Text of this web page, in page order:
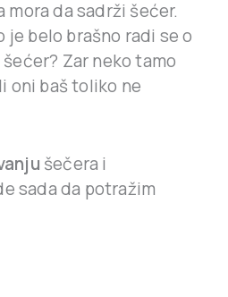
da sadrži šećer.
je belo brašno radi se o
šećer? Zar neko tamo
oni baš toliko ne
šečera i
sada da potražim